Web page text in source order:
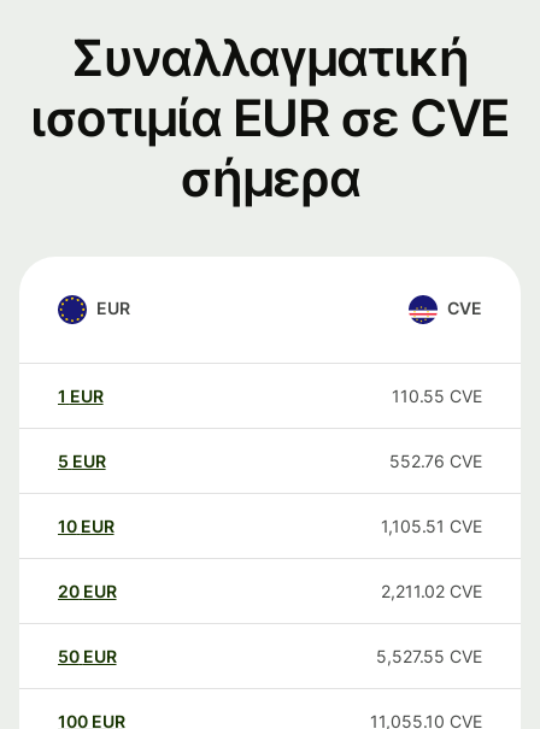
Συναλλαγματική
ισοτιμία EUR σε CVE
σήμερα
EUR CVE
1 EUR 110.55 CVE
5 EUR 552.76 CVE
10 EUR 1,105.51 CVE
20 EUR 2,211.02 CVE
50 EUR 5,527.55 CVE
100 EUR 11,055.10 CVE